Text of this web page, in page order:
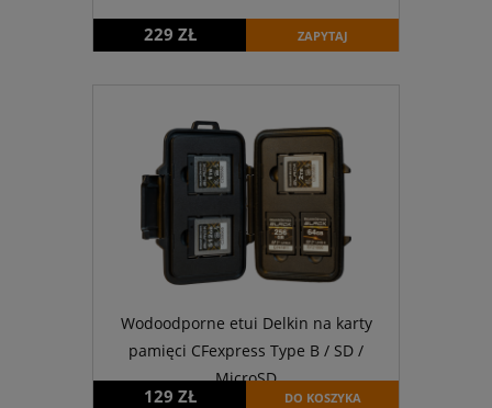
229 ZŁ ZAPYTAJ
Wodoodporne etui Delkin na karty
pamięci CFexpress Type B / SD /
MicroSD
129 ZŁ DO KOSZYKA